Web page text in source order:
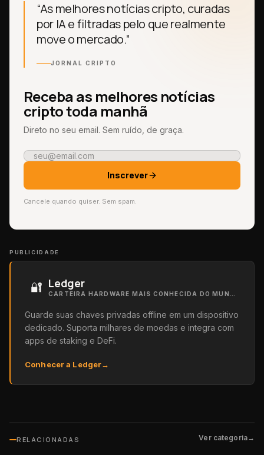
“As melhores notícias cripto, curadas
por IA e filtradas pelo que realmente
move o mercado.”
JORNAL CRIPTO
Receba as melhores notícias
cripto toda manhã
Direto no seu email. Sem ruído, de graça.
Inscrever
Cancele quando quiser. Sem spam.
PUBLICIDADE
🔐 Ledger
Guarde suas chaves privadas offline em um dispositivo
dedicado. Suporta milhares de moedas e integra com
apps de staking e DeFi.
Conhecer a Ledger→
RELACIONADAS Ver categoria→